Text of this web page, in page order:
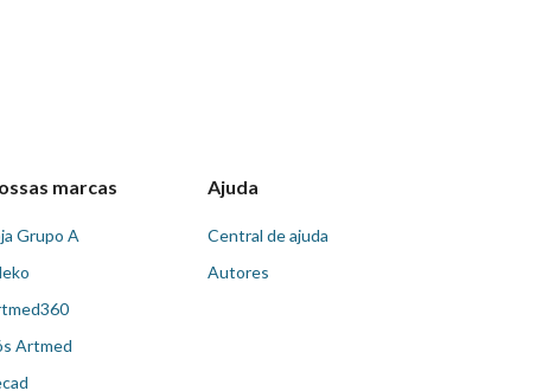
marcas
Grupo A
Artmed
Ajuda
Central de ajuda
Autores